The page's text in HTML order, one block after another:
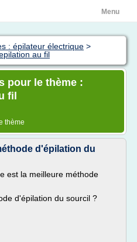
Menu
: épilateur électrique >
au fil
pour le thème :
fil
thème
d'épilation du
est la meilleure méthode
d'épilation du sourcil ?